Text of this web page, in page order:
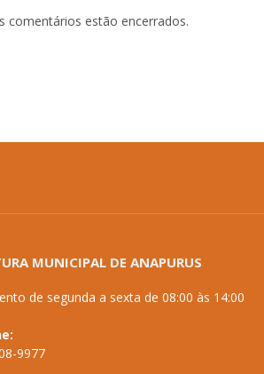
comentários estão encerrados.
MUNICIPAL DE ANAPURUS
de segunda a sexta de 08:00 às 14:00
9977